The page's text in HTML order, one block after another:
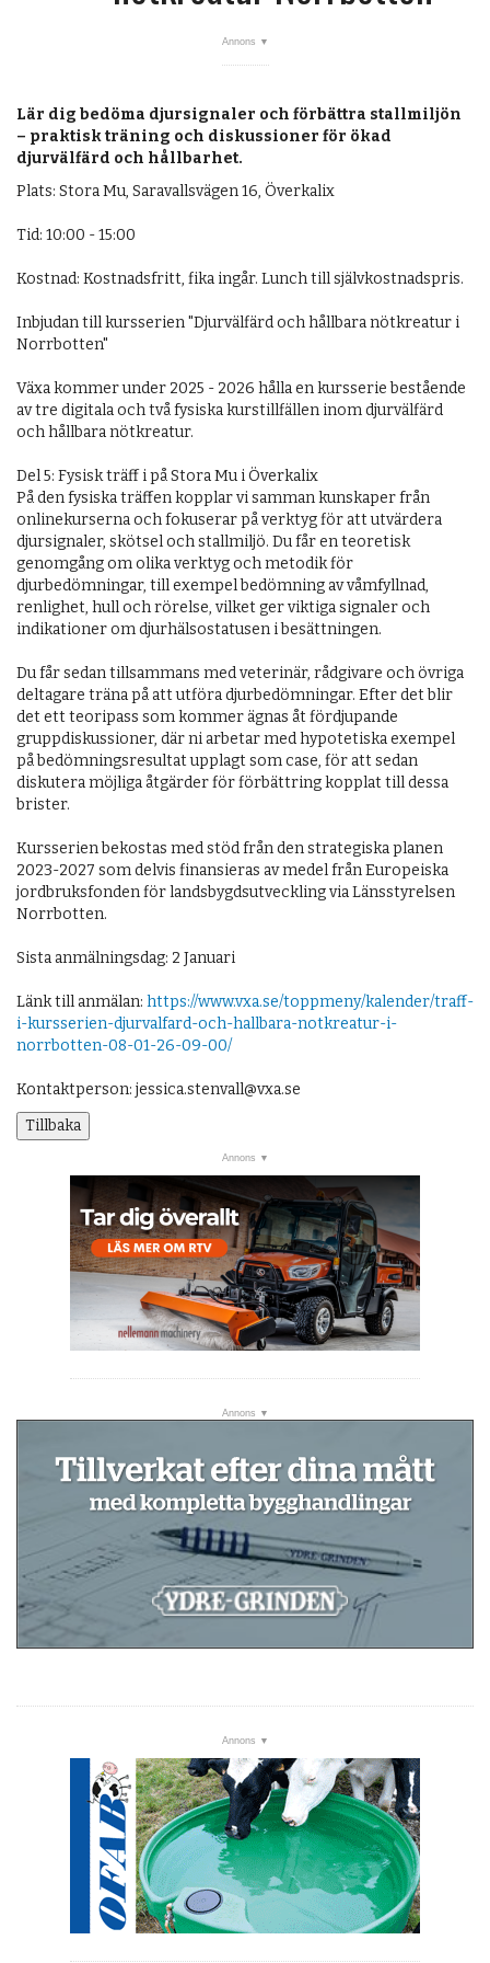
Lär dig bedöma djursignaler och förbättra stallmiljön
– praktisk träning och diskussioner för ökad
djurvälfärd och hållbarhet.
Plats: Stora Mu, Saravallsvägen 16, Överkalix
Tid: 10:00 - 15:00
Kostnad: Kostnadsfritt, fika ingår. Lunch till självkostnadspris.
Inbjudan till kursserien "Djurvälfärd och hållbara nötkreatur i
Norrbotten"
Växa kommer under 2025 - 2026 hålla en kursserie bestående
av tre digitala och två fysiska kurstillfällen inom djurvälfärd
och hållbara nötkreatur.
Del 5: Fysisk träff i på Stora Mu i Överkalix
På den fysiska träffen kopplar vi samman kunskaper från
onlinekurserna och fokuserar på verktyg för att utvärdera
djursignaler, skötsel och stallmiljö. Du får en teoretisk
genomgång om olika verktyg och metodik för
djurbedömningar, till exempel bedömning av våmfyllnad,
renlighet, hull och rörelse, vilket ger viktiga signaler och
indikationer om djurhälsostatusen i besättningen.
Du får sedan tillsammans med veterinär, rådgivare och övriga
deltagare träna på att utföra djurbedömningar. Efter det blir
det ett teoripass som kommer ägnas åt fördjupande
gruppdiskussioner, där ni arbetar med hypotetiska exempel
på bedömningsresultat upplagt som case, för att sedan
diskutera möjliga åtgärder för förbättring kopplat till dessa
brister.
Kursserien bekostas med stöd från den strategiska planen
2023-2027 som delvis finansieras av medel från Europeiska
jordbruksfonden för landsbygdsutveckling via Länsstyrelsen
Norrbotten.
Sista anmälningsdag: 2 Januari
Länk till anmälan: https://www.vxa.se/toppmeny/kalender/traff-
i-kursserien-djurvalfard-och-hallbara-notkreatur-i-
norrbotten-08-01-26-09-00/
Kontaktperson: jessica.stenvall@vxa.se
Tillbaka